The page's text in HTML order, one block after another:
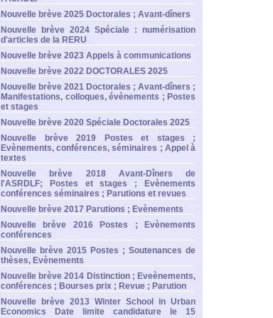
Nouvelle brève 2025 Doctorales ; Avant-dîners
Nouvelle brève 2024 Spéciale : numérisation
d'articles de la RERU
Nouvelle brève 2023 Appels à communications
Nouvelle brève 2022 DOCTORALES 2025
Nouvelle brève 2021 Doctorales ; Avant-dîners ;
Manifestations, colloques, évènements ; Postes
et stages
Nouvelle brève 2020 Spéciale Doctorales 2025
Nouvelle brève 2019 Postes et stages ;
Evènements, conférences, séminaires ; Appel à
textes
Nouvelle brève 2018 Avant-Dîners de
l'ASRDLF; Postes et stages ; Evènements
conférences séminaires ; Parutions et revues
Nouvelle brève 2017 Parutions ; Evènements
Nouvelle brève 2016 Postes ; Evènements
conférences
Nouvelle brève 2015 Postes ; Soutenances de
thèses, Evènements
Nouvelle brève 2014 Distinction ; Eveènements,
conférences ; Bourses prix ; Revue ; Parution
Nouvelle brève 2013 Winter School in Urban
Economics Date limite candidature le 15